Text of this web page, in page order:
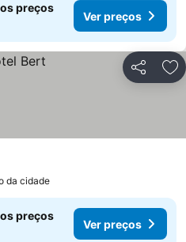
preços
Ver preços
Partilhar
da cidade
preços
Ver preços